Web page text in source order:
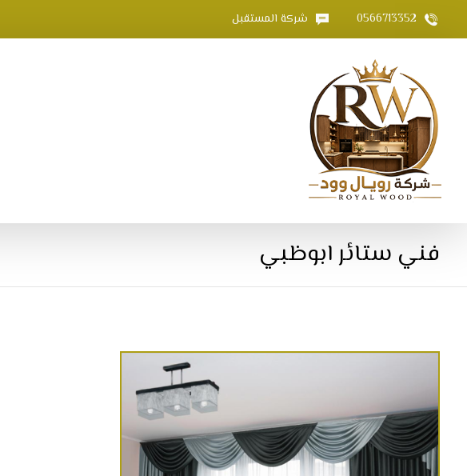
0566713352 شركة المستقبل
فني ستائر ابوظبي